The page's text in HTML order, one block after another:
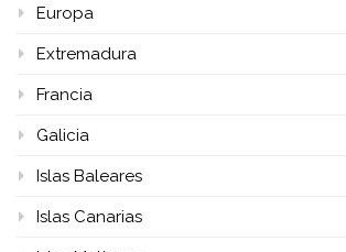
Europa
Extremadura
Francia
Galicia
Islas Baleares
Islas Canarias